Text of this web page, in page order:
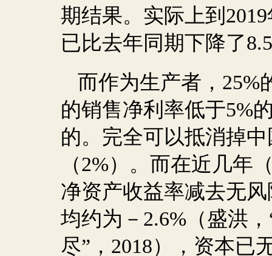
期结果。实际上到 2019
已比去年同期下降了
而作为生产者， 25%
的销售净利率低于5%
的。完全可以抵消掉
（2%）。而在近几年
净资产收益率减去无
均约为－ 2.6% （盛洪
尽”， 2018），资本已